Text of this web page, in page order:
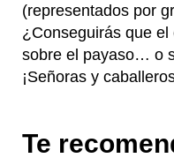
(representados por
¿Conseguirás que
sobre el payaso… o
¡Señoras y
Te